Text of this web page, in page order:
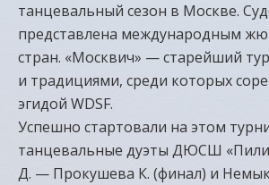
танцевальный сезон в Москве.
представлена международным
стран. «Москвич» — старейший
и традициями, среди которых
эгидой WDSF.
Успешно стартовали на этом
танцевальные дуэты ДЮСШ
Д. — Прокушева К. (финал) и